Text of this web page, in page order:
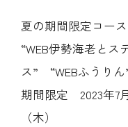
用途・シーン
レストラン
夏の期間限定コース
“WEB伊勢海老と
ス” “WEBふうりん
期間限定 2023年7
（木）